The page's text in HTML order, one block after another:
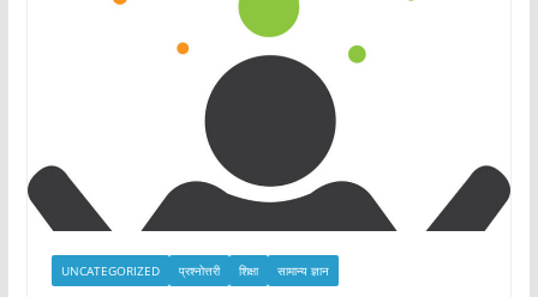
UNCATEGORIZED प्रश्नोत्तरी शिक्षा सामान्य ज्ञान